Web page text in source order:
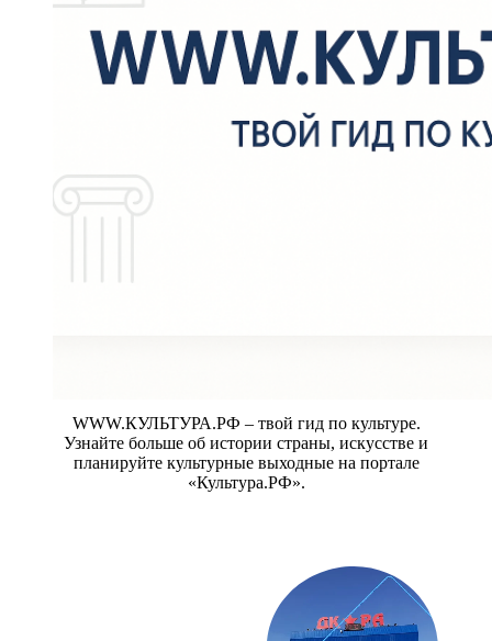
WWW.КУЛЬТУРА.РФ – твой гид по культуре.
Узнайте больше об истории страны, искусстве и
планируйте культурные выходные на портале
«Культура.РФ».